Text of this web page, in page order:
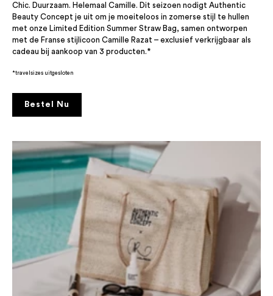
Chic. Duurzaam. Helemaal Camille. Dit seizoen nodigt Authentic
Beauty Concept je uit om je moeiteloos in zomerse stijl te hullen
met onze Limited Edition Summer Straw Bag, samen ontworpen
met de Franse stijlicoon Camille Razat – exclusief verkrijgbaar als
cadeau bij aankoop van 3 producten.*
*travelsizes uitgesloten
Bestel Nu